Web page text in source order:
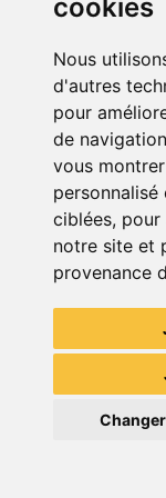
cookies
Nous
d'autres
pour
de
vous
ciblées,
notre site et
provenance
8.90 €
Télécharge